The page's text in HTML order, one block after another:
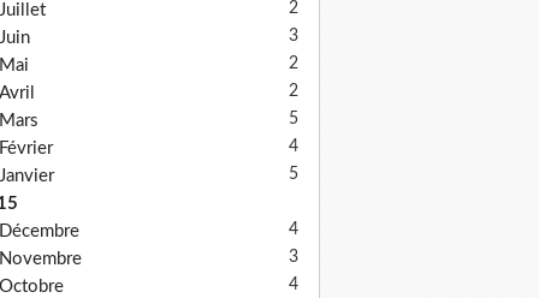
Juillet 2
Juin 3
Mai 2
Avril 2
Mars 5
Février 4
Janvier 5
Décembre
4
Novembre 3
Octobre 4